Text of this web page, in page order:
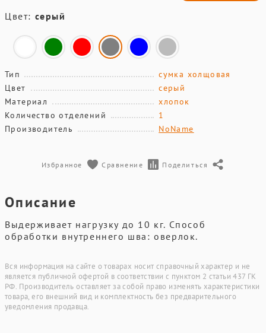
Цвет: серый
Тип
сумка холщовая
Цвет
серый
Материал
хлопок
Количество отделений
1
Производитель
NoName
Избранное Сравнение Поделиться
Описание
Выдерживает нагрузку до 10 кг. Способ
обработки внутреннего шва: оверлок.
Вся информация на сайте о товарах носит справочный характер и не
является публичной офертой в соответствии с пунктом 2 статьи 437 ГК
РФ. Производитель оставляет за собой право изменять характеристики
товара, его внешний вид и комплектность без предварительного
уведомления продавца.